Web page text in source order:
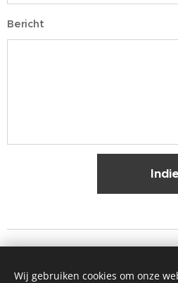
Bericht
Wij gebruiken cookies om onze